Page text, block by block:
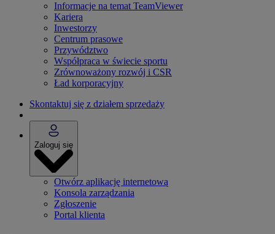
Informacje na temat TeamViewer
Kariera
Inwestorzy
Centrum prasowe
Przywództwo
Współpraca w świecie sportu
Zrównoważony rozwój i CSR
Ład korporacyjny
Skontaktuj się z działem sprzedaży
Zaloguj się
Otwórz aplikację internetową
Konsola zarządzania
Zgłoszenie
Portal klienta